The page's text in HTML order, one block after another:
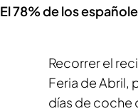
El 78% de los
Recorrer el
Feria de Abril,
días de coche